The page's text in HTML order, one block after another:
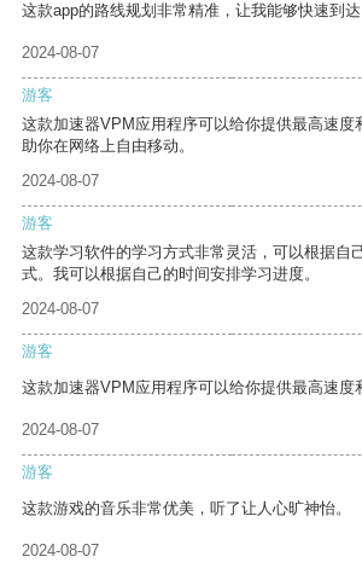
这款app的路线规划非常精准，让我能够快速到达
2024-08-07
游客
这款加速器VPM应用程序可以给你提供最高速度
助你在网络上自由移动。
2024-08-07
游客
这款学习软件的学习方式非常灵活，可以根据自
式。我可以根据自己的时间安排学习进度。
2024-08-07
游客
这款加速器VPM应用程序可以给你提供最高速度
2024-08-07
游客
这款游戏的音乐非常优美，听了让人心旷神怡。
2024-08-07